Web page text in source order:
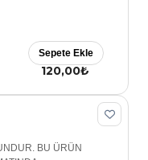
120,00₺
Sepete Ekle
BU ÜRÜN